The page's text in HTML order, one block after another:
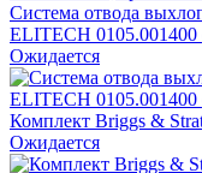
Система отвода
ELITECH 0105.001400
Ожидается
Комплект Briggs &
Ожидается